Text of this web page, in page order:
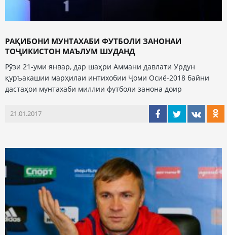
РАҚИБОНИ МУНТАХАБИ ФУТБОЛИ ЗАНОНАИ
ТОҶИКИСТОН МАЪЛУМ ШУДАНД
Рӯзи 21-уми январ, дар шаҳри Аммани давлати Урдун
қуръакашии марҳилаи интихобии Ҷоми Осиё-2018 байни
дастаҳои мунтахаби миллии футболи занона доир
21.01.2017